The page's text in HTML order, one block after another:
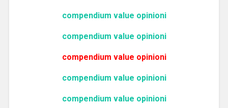
compendium value opinioni
compendium value opinioni
compendium value opinioni
compendium value opinioni
compendium value opinioni